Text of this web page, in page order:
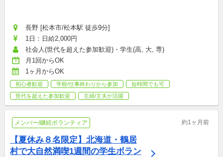
長野 [松本市/松本駅 徒歩9分]
1日：日給2,000円
社会人(世代を超えた参加歓迎)・学生(高, 大, 専)
月1回からOK
1ヶ月からOK
初心者歓迎 学校/仕事終わりから参加
短時間でも可
世代を超えた参加歓迎
主婦/主夫が活躍
メンバー/継続ボランティア 約1ヶ月前
【夏休み８名限定】北海道・鶴居
村で大自然満喫1週間の学生ボラン